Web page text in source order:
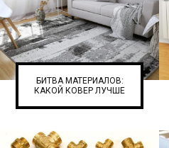
БИТВА МАТЕРИАЛОВ:
КАКОЙ КОВЕР ЛУЧШЕ